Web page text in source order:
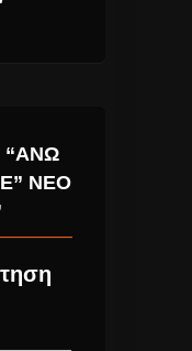
“ΆΝΩ
ΝΈΟ